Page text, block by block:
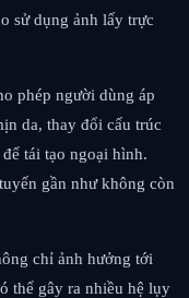
sử dụng ảnh lấy trực
phép người dùng áp
da, thay đổi cấu trúc
tái tạo ngoại hình.
gần như không còn
chỉ ảnh hưởng tới
thể gây ra nhiều hệ lụy